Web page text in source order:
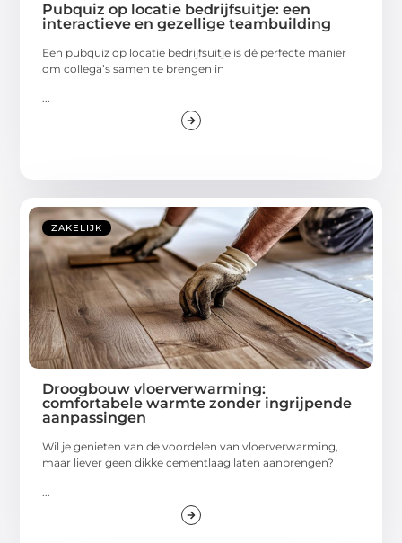
Pubquiz op locatie bedrijfsuitje: een
interactieve en gezellige teambuilding
Een pubquiz op locatie bedrijfsuitje is dé perfecte manier
om collega’s samen te brengen in
...
ZAKELIJK
Droogbouw vloerverwarming:
comfortabele warmte zonder ingrijpende
aanpassingen
Wil je genieten van de voordelen van vloerverwarming,
maar liever geen dikke cementlaag laten aanbrengen?